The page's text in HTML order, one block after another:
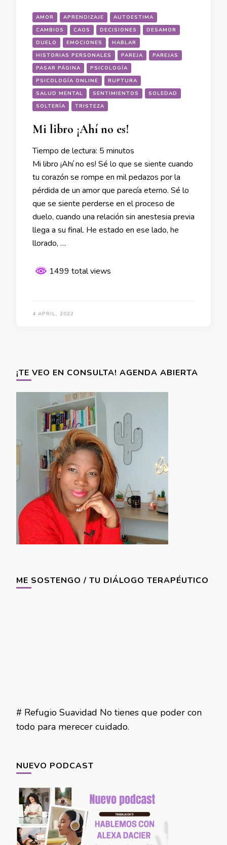
AMOR APRENDIZAJE
AUTOESTIMA
CAMBIOS
CAOS DECISIONES
DESAMOR
DUELO
EMOCIONES
HABLAR
HISTORIAS PERSONALES
PAREJA
PAREJAS
PASAR PÁGINA
PSICOLOGÍA
PSICOLOGÍA ONLINE
RUPTURA
SALUD MENTAL
SENTIMIENTOS
SOLEDAD
SOLTERÍA
TRISTEZA
Mi libro ¡Ahí no es!
Tiempo de lectura: 5 minutos
Mi libro ¡Ahí no es! Sé lo que se siente cuando
tu corazón se rompe en mil pedazos por la
pérdida de un amor que parecía eterno. Sé lo
que se siente perderse en el proceso de
duelo, cuando una relación sin anestesia previa
llega a su final. He estado en ese lado, he
llorado, …
1499 total views
4 APRIL, 2022
¡TE VEO EN CONSULTA! AGENDA ABIERTA
ME SOSTENGO / TU DIÁLOGO TERAPÉUTICO
# Refugio Suavidad No tienes que poder con
todo para merecer cuidado.
NUEVO PODCAST